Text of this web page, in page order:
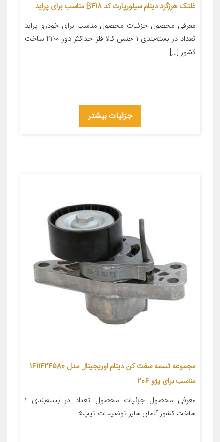
غلتک هرزگرد دینام سیلورپارت کد B418 مناسب برای پراید
معرفی محصول جزئیات محصول مناسب برای خودرو پراید
تعداد در بسته‌بندی ۱ جنس کالا فلز حداکثر دور ۴۲۰۰ ساخت
کشور […]
جزئیات بیشتر
مجموعه تسمه سفت کن دینام اوریجینال مدل 1611424580
مناسب برای پژو 206
معرفی محصول جزئیات محصول تعداد در بسته‌بندی ۱
ساخت کشور آلمان سایر توضیحات تیپ۵